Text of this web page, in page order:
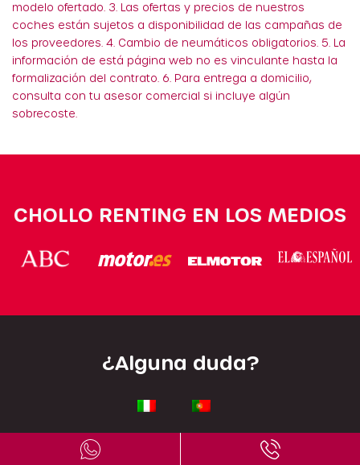
modelo ofertado. 3. Las ofertas y precios de nuestros
coches están sujetos a disponibilidad de las campañas de
los proveedores. 4. Cambio de neumáticos obligatorios. 5. La
información de está página web no es vinculante hasta la
formalización del contrato. 6. Para entrega a domicilio,
consulta con tu asesor comercial si incluye algún
sobrecoste.
CHOLLO RENTING EN LOS MEDIOS
¿Alguna duda?